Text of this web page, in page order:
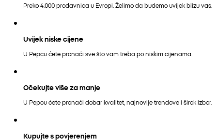
Preko 4.000 prodavnica u Evropi. Želimo da budemo uvijek blizu vas.
Uvijek niske cijene
U Pepcu ćete pronaći sve što vam treba po niskim cijenama.
Očekujte više za manje
U Pepcu ćete pronaći dobar kvalitet, najnovije trendove i širok izbor.
Kupujte s povjerenjem